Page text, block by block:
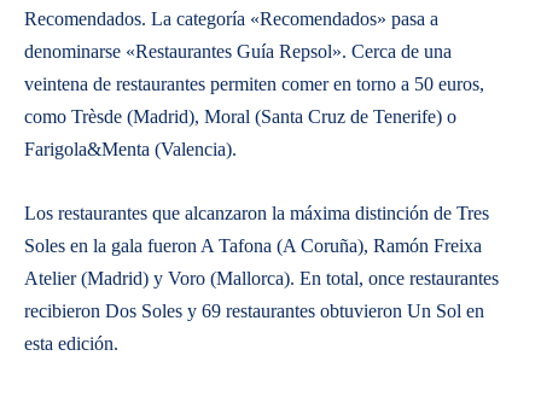
Recomendados. La categoría «Recomendados» pasa a
denominarse «Restaurantes Guía Repsol». Cerca de una
veintena de restaurantes permiten comer en torno a 50 euros,
como Trèsde (Madrid), Moral (Santa Cruz de Tenerife) o
Farigola&Menta (Valencia).
Los restaurantes que alcanzaron la máxima distinción de Tres
Soles en la gala fueron A Tafona (A Coruña), Ramón Freixa
Atelier (Madrid) y Voro (Mallorca). En total, once restaurantes
recibieron Dos Soles y 69 restaurantes obtuvieron Un Sol en
esta edición.